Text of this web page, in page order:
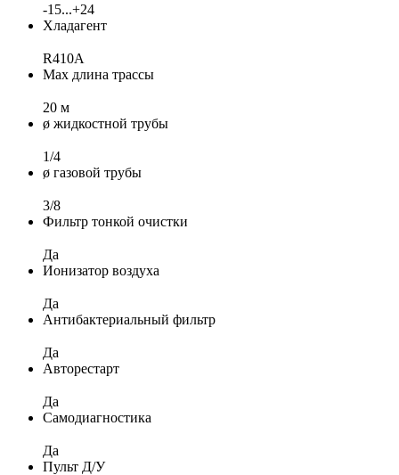
-15...+24
Хладагент
R410A
Max длина трассы
20 м
ø жидкостной трубы
1/4
ø газовой трубы
3/8
Фильтр тонкой очистки
Да
Ионизатор воздуха
Да
Антибактериальный фильтр
Да
Авторестарт
Да
Самодиагностика
Да
Пульт Д/У